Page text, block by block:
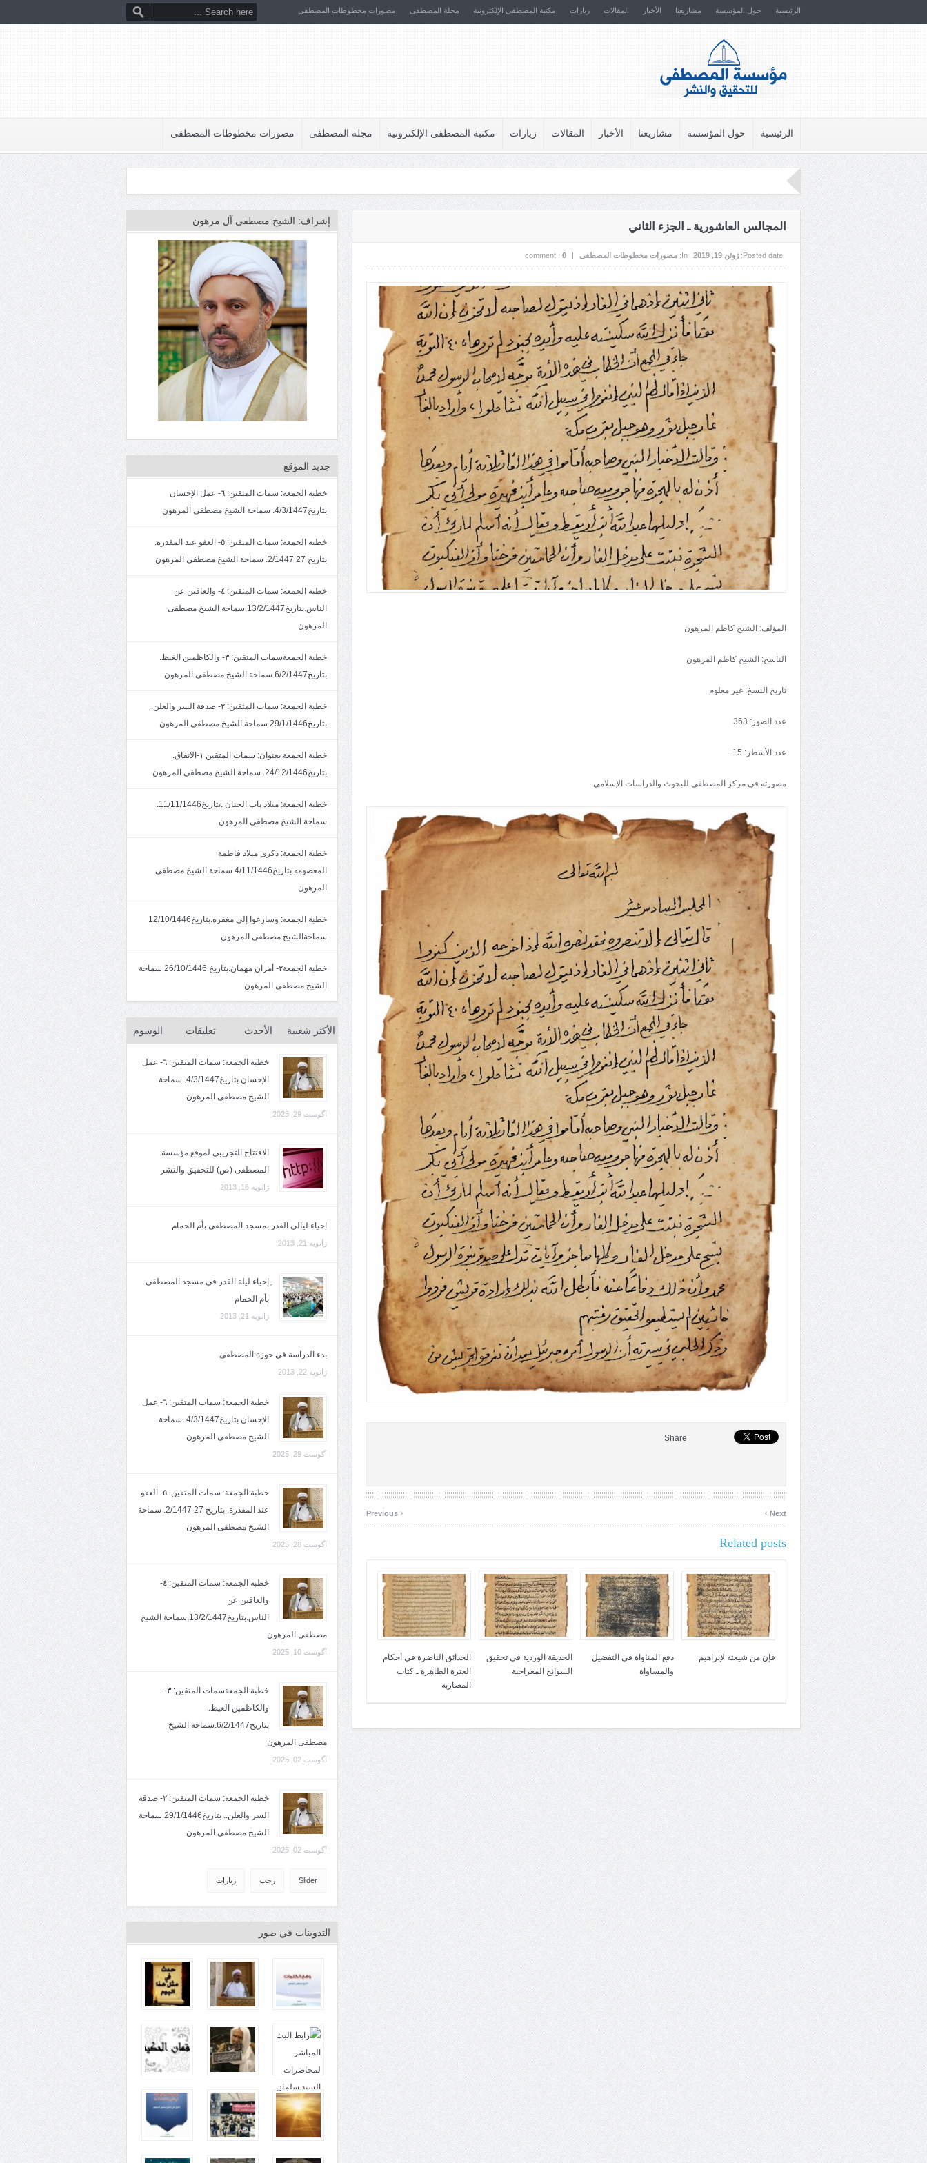
الرئيسية حول المؤسسة مشاريعنا الأخبار المقالات زيارات مكتبة المصطفى الإلكترونية مجلة المصطفى مصورات مخطوطات المصطفى
الرئيسية حول المؤسسة مشاريعنا الأخبار المقالات زيارات مكتبة المصطفى الإلكترونية مجلة المصطفى مصورات مخطوطات المصطفى
المجالس العاشورية ـ الجزء الثاني
Posted date: ژوئن 19, 2019 In: مصورات مخطوطات المصطفى |
comment : 0
المؤلف: الشيخ كاظم المرهون
الناسخ: الشيخ كاظم المرهون
تاريخ النسخ: غير معلوم
عدد الصور: 363
عدد الأسطر: 15
مصورته في مركز المصطفى للبحوث والدراسات الإسلامي
Share
‹ Next
›
Related posts
فإن من شيعته لإبراهيم
دفع المناواة في التفضيل
والمساواة
الحديقة الوردية في تحقيق
السوانح المعراجية
الحدائق الناضرة في أحكام
العترة الطاهرة ـ كتاب
المضاربة
إشراف: الشيخ مصطفى آل مرهون
جديد الموقع
خطبة الجمعة: سمات المتقين: ٦- عمل الإحسان
بتاريخ4/3/1447. سماحة الشيخ مصطفى المرهون
خطبة الجمعة: سمات المتقين: ٥- العفو عند المقدرة.
بتاريخ 27 2/1447. سماحة الشيخ مصطفى المرهون
خطبة الجمعة: سمات المتقين: ٤- والعافين عن
الناس.بتاريخ13/2/1447,سماحة الشيخ مصطفى
المرهون
خطبة الجمعةسمات المتقين: ٣- والكاظمين الغيظ.
بتاريخ6/2/1447.سماحة الشيخ مصطفى المرهون
خطبة الجمعة: سمات المتقين: ٢- صدقة السر والعلن..
بتاريخ29/1/1446.سماحة الشيخ مصطفى المرهون
خطبة الجمعة بعنوان: سمات المتقين ١-الانفاق.
بتاريخ24/12/1446. سماحة الشيخ مصطفى المرهون
خطبة الجمعة: ميلاد باب الجنان .بتاريخ11/11/1446.
سماحة الشيخ مصطفى المرهون
خطبة الجمعة: ذكرى ميلاد فاطمة
المعصومه.بتاريخ4/11/1446 سماحة الشيخ مصطفى
المرهون
خطبة الجمعه: وسارعوا إلى مغفره.بتاريخ12/10/1446
سماحةالشيخ مصطفى المرهون
خطبة الجمعة٢- أمران مهمان.بتاريخ 26/10/1446 سماحة
الشيخ مصطفى المرهون
الأكثر شعبية الأحدث تعليقات الوسوم
خطبة الجمعة: سمات المتقين: ٦- عمل
الإحسان بتاريخ4/3/1447. سماحة
الشيخ مصطفى المرهون
آگوست 29, 2025
الافتتاح التجريبي لموقع مؤسسة
المصطفى (ص) للتحقيق والنشر
ژانویه 16, 2013
إحياء ليالي القدر بمسجد المصطفى بأم الحمام
ژانویه 21, 2013
ِإحياء ليلة القدر في مسجد المصطفى
بأم الحمام
ژانویه 21, 2013
بدء الدراسة في حوزة المصطفى
ژانویه 22, 2013
خطبة الجمعة: سمات المتقين: ٦- عمل
الإحسان بتاريخ4/3/1447. سماحة
الشيخ مصطفى المرهون
آگوست 29, 2025
خطبة الجمعة: سمات المتقين: ٥- العفو
عند المقدرة. بتاريخ 27 2/1447. سماحة
الشيخ مصطفى المرهون
آگوست 28, 2025
خطبة الجمعة: سمات المتقين: ٤-
والعافين عن
الناس.بتاريخ13/2/1447,سماحة الشيخ
مصطفى المرهون
آگوست 10, 2025
خطبة الجمعةسمات المتقين: ٣-
والكاظمين الغيظ.
بتاريخ6/2/1447.سماحة الشيخ
مصطفى المرهون
آگوست 02, 2025
خطبة الجمعة: سمات المتقين: ٢- صدقة
السر والعلن.. بتاريخ29/1/1446.سماحة
الشيخ مصطفى المرهون
آگوست 02, 2025
Slider رجب زيارات
التدوينات في صور